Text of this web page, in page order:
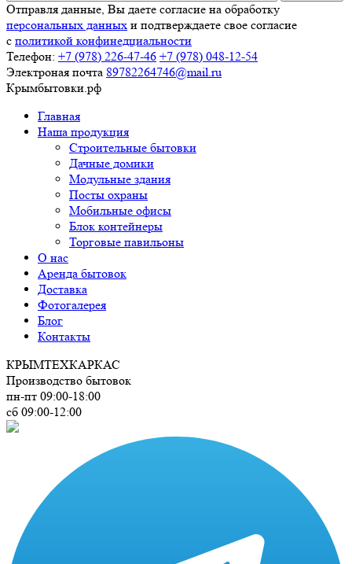
Отправля данные, Вы даете согласие на обработку
персональных данных и подтверждаете свое согласие
с политикой конфинедциальности
Телефон: +7 (978) 226-47-46 +7 (978) 048-12-54
Электроная почта 89782264746@mail.ru
Крымбытовки .рф
Главная
Наша продукция
Строительные бытовки
Дачные домики
Модульные здания
Посты охраны
Мобильные офисы
Блок контейнеры
Торговые павильоны
О нас
Аренда бытовок
Доставка
Фотогалерея
Блог
Контакты
КРЫМТЕХКАРКАС
Производство бытовок
пн-пт 09:00-18:00
сб 09:00-12:00